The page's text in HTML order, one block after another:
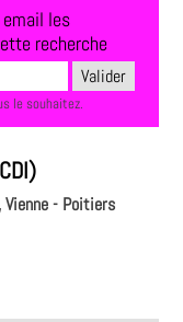
email les
recherche
le souhaitez.
Vienne - Poitiers